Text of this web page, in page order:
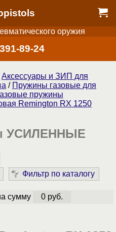
оружия
89-24
Аксессуары и ЗИП для
/ Пружины газовые для
пружины
Remington RX 1250
УСИЛЕННЫЕ
Фильтр по каталогу
сумму 0 руб.